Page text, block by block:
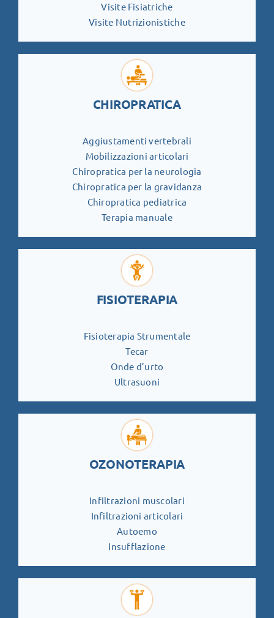
Visite Fisiatriche
Visite Nutrizionistiche
CHIROPRATICA
Aggiustamenti vertebrali
Mobilizzazioni articolari
Chiropratica per la neurologia
Chiropratica per la gravidanza
Chiropratica pediatrica
Terapia manuale
FISIOTERAPIA
Fisioterapia Strumentale
Tecar
Onde d’urto
Ultrasuoni
OZONOTERAPIA
Infiltrazioni muscolari
Infiltrazioni articolari
Autoemo
Insufflazione